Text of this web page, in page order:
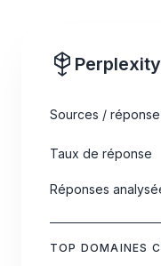
Perplexity
Sources / réponse
Taux de réponse
Réponses
TOP DOMAINES